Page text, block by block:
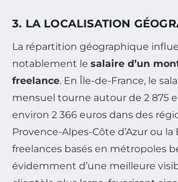
3. LA LOCALISATION
La répartition géographique
notablement le salaire d’un
freelance. En Île-de-France, le
mensuel tourne autour de 2 875
environ 2 366 euros dans des
Provence-Alpes-Côte d’Azur ou la
freelances basés en métropoles
évidemment d’une meilleure